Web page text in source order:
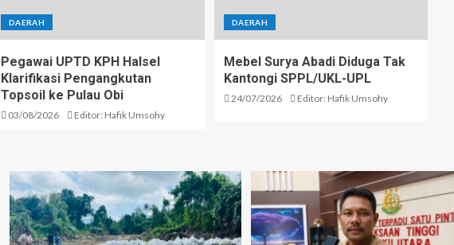
DAERAH
Pegawai UPTD KPH Halsel
Klarifikasi Pengangkutan
Topsoil ke Pulau Obi
03/08/2026 Editor: Hafik Umsohy
DAERAH
Mebel Surya Abadi Diduga Tak
Kantongi SPPL/UKL-UPL
24/07/2026 Editor: Hafik Umsohy